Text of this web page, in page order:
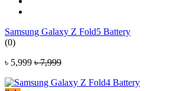
Samsung Galaxy Z Fold5 Battery
(0)
৳ 5,999 ৳ 7,999